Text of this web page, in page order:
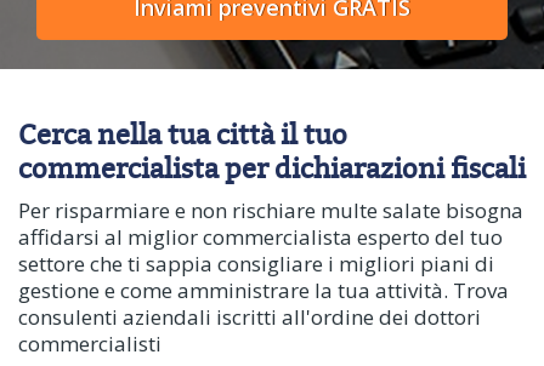
Cerca nella tua città il tuo
commercialista per dichiarazioni fiscali
Per risparmiare e non rischiare multe salate bisogna
affidarsi al miglior commercialista esperto del tuo
settore che ti sappia consigliare i migliori piani di
gestione e come amministrare la tua attività. Trova
consulenti aziendali iscritti all'ordine dei dottori
commercialisti